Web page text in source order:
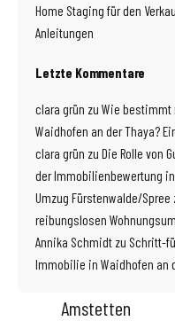
Home Staging für den
Anleitungen
Letzte Kommentare
clara grün zu Wie bestimmt
Waidhofen an der Thaya?
clara grün zu Die Rolle von
der Immobilienbewertung
Umzug Fürstenwalde/Spree
reibungslosen
Annika Schmidt zu Schritt-
Immobilie in Waidhofen an
Amstetten